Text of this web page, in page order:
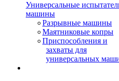
Универсальные
машины
Разрывные машины
Маятниковые копры
Приспособления и
захваты для
универсальных